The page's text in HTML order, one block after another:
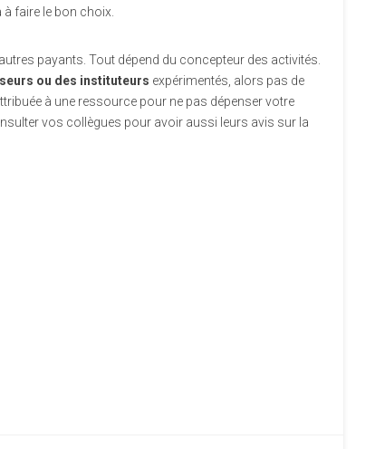
faire le bon choix.
payants. Tout dépend du concepteur des activités.
ou des instituteurs expérimentés, alors pas de
à une ressource pour ne pas dépenser votre
vos collègues pour avoir aussi leurs avis sur la